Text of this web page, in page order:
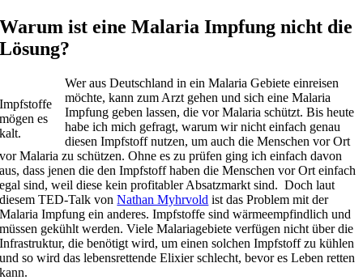
Warum ist eine Malaria Impfung nicht die
Lösung?
Impfstoffe
mögen es
kalt.
Wer aus Deutschland in ein Malaria Gebiete einreisen
möchte, kann zum Arzt gehen und sich eine Malaria
Impfung geben lassen, die vor Malaria schützt. Bis heute
habe ich mich gefragt, warum wir nicht einfach genau
diesen Impfstoff nutzen, um auch die Menschen vor Ort
vor Malaria zu schützen. Ohne es zu prüfen ging ich einfach davon
aus, dass jenen die den Impfstoff haben die Menschen vor Ort einfach
egal sind, weil diese kein profitabler Absatzmarkt sind. Doch laut
diesem TED-Talk vonNathan Myhrvold ist das Problem mit der
Malaria Impfung ein anderes. Impfstoffe sind wärmeempfindlich und
müssen gekühlt werden. Viele Malariagebiete verfügen nicht über die
Infrastruktur, die benötigt wird, um einen solchen Impfstoff zu kühlen
und so wird das lebensrettende Elixier schlecht, bevor es Leben retten
kann.